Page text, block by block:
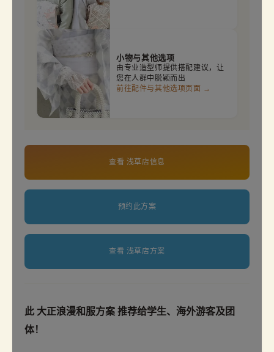
小物与其他选项
由专业造型师提供搭配建议，让
您在人群中脱颖而出
前往配件与其他选项页面 →
查看 浅草店信息
预约此方案
查看 浅草店方案
此 大正浪漫和服方案 推荐给学生、海外游客及团
体！